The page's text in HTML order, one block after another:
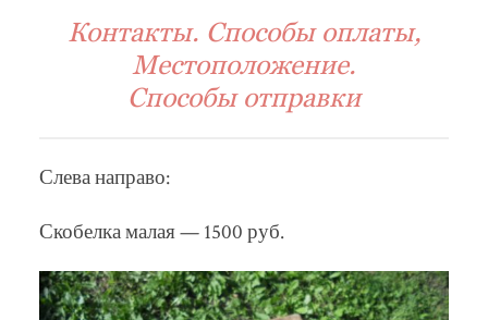
Контакты. Способы оплаты,
Местоположение.
Способы отправки
Слева направо:
Скобелка малая — 1500 руб.